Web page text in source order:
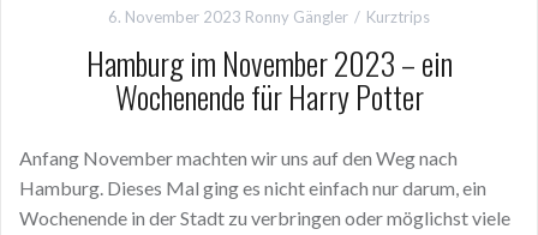
6. November 2023 Ronny Gängler Kurztrips
Hamburg im November 2023 – ein
Wochenende für Harry Potter
Anfang November machten wir uns auf den Weg nach
Hamburg. Dieses Mal ging es nicht einfach nur darum, ein
Wochenende in der Stadt zu verbringen oder möglichst viele